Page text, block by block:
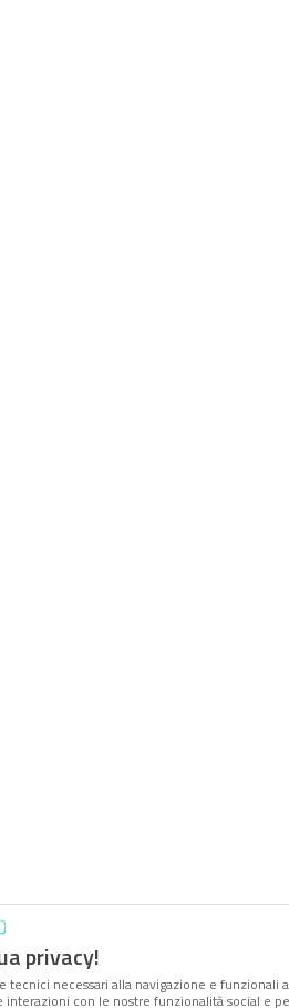
privacy!
necessari alla navigazione e
con le nostre funzionalità social e